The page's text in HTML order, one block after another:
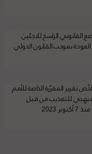
القانوني الراسخ للاجئين
بموجب القانون الدولي
تقرير المقرّرة الخاصة للأمم
للتعذيب من قبل
2023